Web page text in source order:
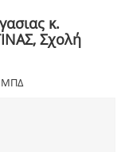
κ.
Σχολή
ΜΠΔ